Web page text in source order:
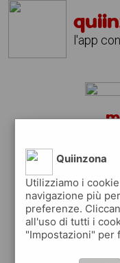
l'app
pubblica
Quiinzona
Utilizziamo i
navigazione più
preferenze.
all'uso di tutti i
"Impostazioni" per